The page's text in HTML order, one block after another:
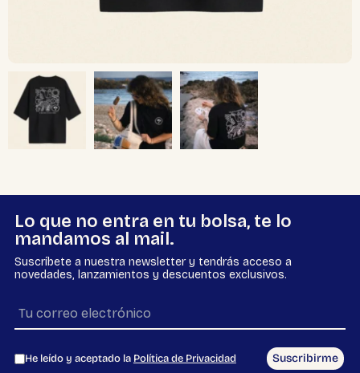
Lo que no entra en tu bolsa, te lo
mandamos al mail.
Suscríbete a nuestra newsletter y tendrás acceso a
novedades, lanzamientos y descuentos exclusivos.
He leído y aceptado la Política de Privacidad Suscribirme